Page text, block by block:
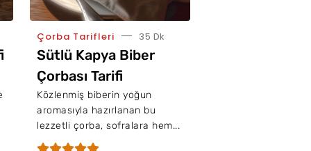
Çorba Tarifleri 35 Dk
Sütlü Kapya Biber
Çorbası Tarifi
Közlenmiş biberin yoğun
aromasıyla hazırlanan bu
lezzetli çorba, sofralara hem...